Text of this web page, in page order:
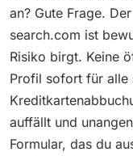
an? Gute Frage.
search.com ist
Risiko birgt. Keine
Profil sofort für alle
auffällt und
Formular, das du